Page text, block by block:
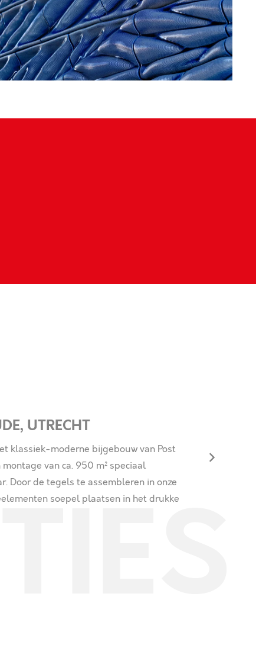
UTRECHT
klassiek-moderne bijgebouw van Post
van ca. 950 m² speciaal
Door de tegels te assembleren in onze
soepel plaatsen in het drukke